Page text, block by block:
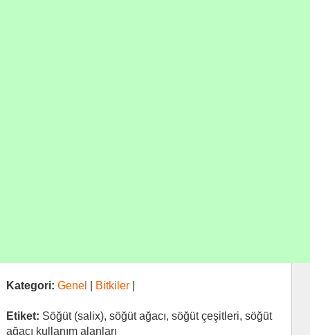
Kategori: Genel Bitkiler
Etiket: Söğüt (salix), söğüt ağacı, söğüt çeşitleri, söğüt
ağacı kullanım alanları